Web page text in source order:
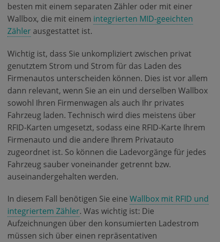
besten mit einem separaten Zähler oder mit einer
Wallbox, die mit einem integrierten MID-geeichten
Zähler ausgestattet ist.
Wichtig ist, dass Sie unkompliziert zwischen privat
genutztem Strom und Strom für das Laden des
Firmenautos unterscheiden können. Dies ist vor allem
dann relevant, wenn Sie an ein und derselben Wallbox
sowohl Ihren Firmenwagen als auch Ihr privates
Fahrzeug laden. Technisch wird dies meistens über
RFID-Karten umgesetzt, sodass eine RFID-Karte Ihrem
Firmenauto und die andere Ihrem Privatauto
zugeordnet ist. So können die Ladevorgänge für jedes
Fahrzeug sauber voneinander getrennt bzw.
auseinandergehalten werden.
In diesem Fall benötigen Sie eine Wallbox mit RFID und
integriertem Zähler. Was wichtig ist: Die
Aufzeichnungen über den konsumierten Ladestrom
müssen sich über einen repräsentativen